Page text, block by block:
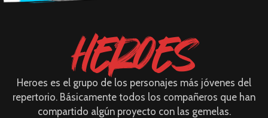
HEROES
Heroes es el grupo de los personajes más jóvenes del
repertorio. Básicamente todos los compañeros que han
compartido algún proyecto con las gemelas.